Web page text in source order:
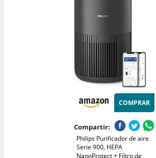
COMPRAR
Compartir:
Philips Purificador de aire
Serie 900, HEPA
NanoProtect + Filtro de